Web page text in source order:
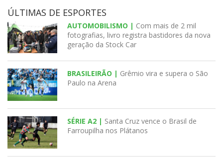
ÚLTIMAS DE ESPORTES
AUTOMOBILISMO | Com mais de 2 mil
fotografias, livro registra bastidores da nova
geração da Stock Car
BRASILEIRÃO | Grêmio vira e supera o São
Paulo na Arena
SÉRIE A2 | Santa Cruz vence o Brasil de
Farroupilha nos Plátanos